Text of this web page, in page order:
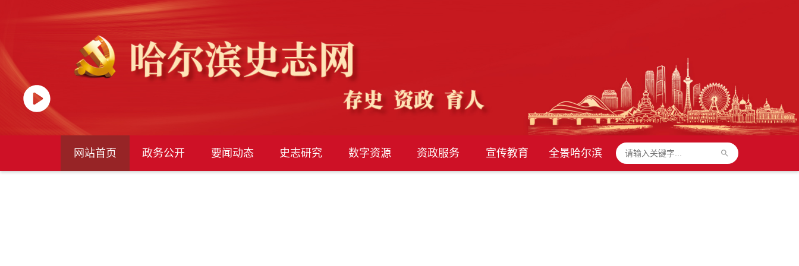
网站首页 政务公开 要闻动态 史志研究 数字资源 资政服务 宣传教育 全景哈尔滨